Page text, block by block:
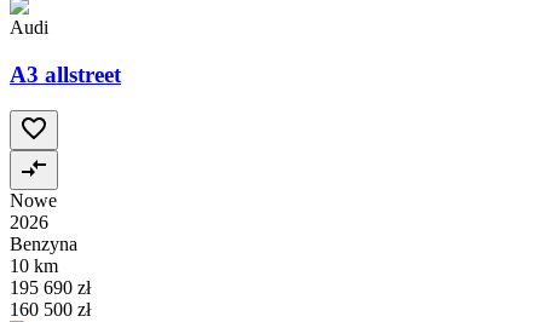
Audi
A3 allstreet
Nowe
2026
Benzyna
10 km
195 690 zł
160 500 zł